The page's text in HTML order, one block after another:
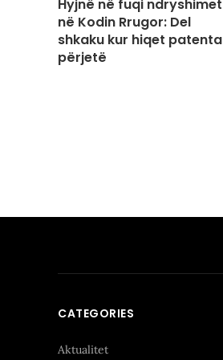
Hyjnë në fuqi ndryshimet
në Kodin Rrugor: Del
shkaku kur hiqet patenta
përjetë
CATEGORIES
Aktualitet